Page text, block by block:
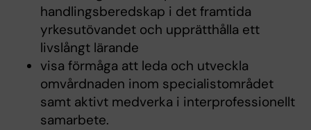
handlingsberedskap i det framtida
yrkesutövandet och upprätthålla ett
livslångt lärande
visa förmåga att leda och utveckla
omvårdnaden inom specialistområdet
samt aktivt medverka i interprofessionellt
samarbete.